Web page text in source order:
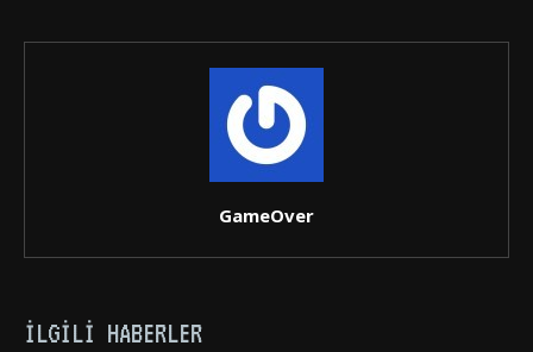
GameOver
İLGILI HABERLER